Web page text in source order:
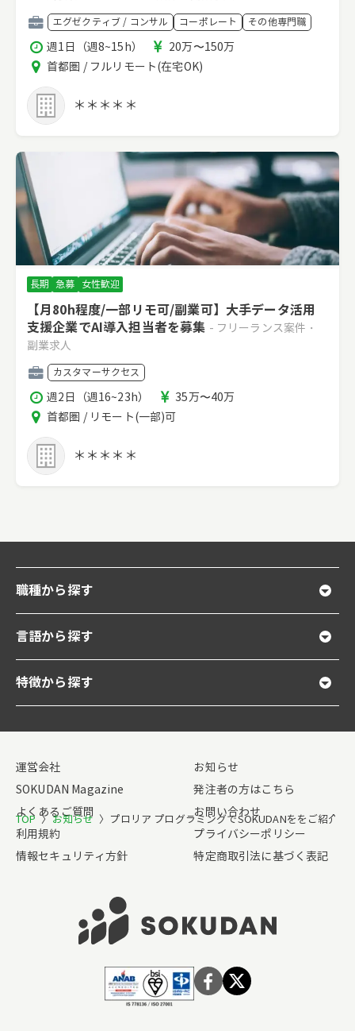
TOP 〉 お知らせ 〉 プロリア プログラミングでSOKUDANををご紹介い
職
種
エグゼクティブ / コンサル コーポレート その他専門職
稼
働
時
間
週1日（週8~15h）
報
酬
20万〜150万
エ
ア
首都圏 / フルリモート(在宅OK)
＊＊＊＊＊
長期 急募 女性歓迎
【月80h程度/一部リモ可/副業可】大手データ活用
支援企業でAI導入担当者を募集 - フリーランス案件・
副業求人
職
種
カスタマーサクセス
稼
働
時
間
週2日（週16~23h）
報
酬
35万〜40万
エ
ア
首都圏 / リモート(一部)可
＊＊＊＊＊
職種から探す
言語から探す
特徴から探す
運営会社
お知らせ
SOKUDAN Magazine
発注者の方はこちら
よくあるご質問
お問い合わせ
利用規約
プライバシーポリシー
情報セキュリティ方針
特定商取引法に基づく表記